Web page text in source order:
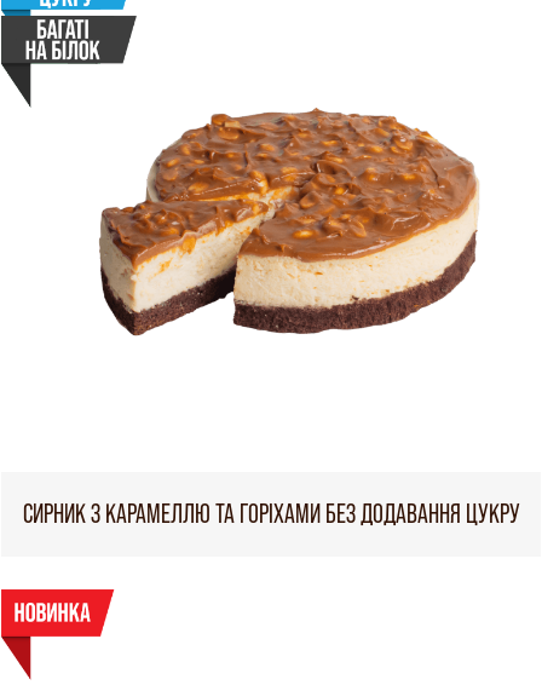
СИРНИК З КАРАМЕЛЛЮ ТА ГОРІХАМИ БЕЗ ДОДАВАННЯ ЦУКРУ